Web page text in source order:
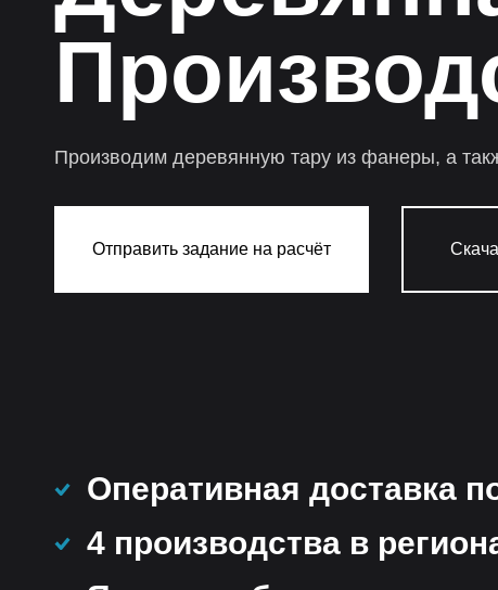
Производим деревянную тару из фанеры, а
Отправить задание на расчёт
4 производства в
Оперативная доставка